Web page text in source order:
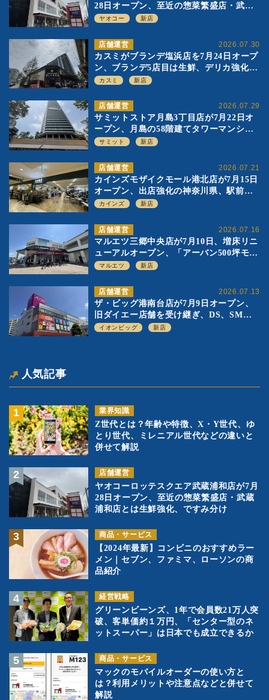
28日オープン、至近の惣菜繁盛店・武蔵
浦和店とは生鮮強化、ですみ分け
ヤオコー 新店
2026.07.30
店舗運営
カスミがブランデ塩浜店を7月24日オープ
ン、ブランデ5店目は生鮮、デリカ強化の
一方で通常店の要素も取り入れ
カスミ 新店
2026.07.29
店舗運営
サミットストア月島3丁目店が7月22日オ
ープン、月島の58階建てタワーマンショ
ン1階に生鮮強化の小商圏型店を出店
サミット 新店
2026.07.21
店舗運営
カインズモザイクモール港北店が7月15日
オープン、出店強化の神奈川県、駅前
SC2階の都市型小型店
カインズ 新店
2026.07.16
店舗運営
マルエツ三郷中央店が7月10日、増床リニ
ューアルオープン、「アーバン500坪モデ
ル」の実験を集大成、駅前立地受け、寿
マルエツ 新店
2026.07.13
店舗運営
ザ・ビッグ港南台店が7月9日オープン、
旧ダイエー店舗を受け継ぎ、DS、SM激
戦区にイオンビッグが出店へ
イオンビッグ 新店
人気記事
業界知識
Z世代とは？年齢や特徴、X・Y世代、ゆ
とり世代、ミレニアル世代などの違いと
併せて解説
店舗運営
ヤオコーロッテスクエア武蔵浦和店が7月
28日オープン、至近の惣菜繁盛店・武蔵
浦和店とは生鮮強化、ですみ分け
商品・サービス
【2024年最新】コンビニのおすすめラー
メン｜セブン、ファミマ、ローソンの商
品紹介
経営戦略
グリーンビーンズ、1年で会員数21万人突
破、客単価約１万円、「センター型のネ
ットスーパー」は日本でも成立できるか
商品・サービス
マックのモバイルオーダーの使い方と
は？利用メリットや注意点などと併せて
解説